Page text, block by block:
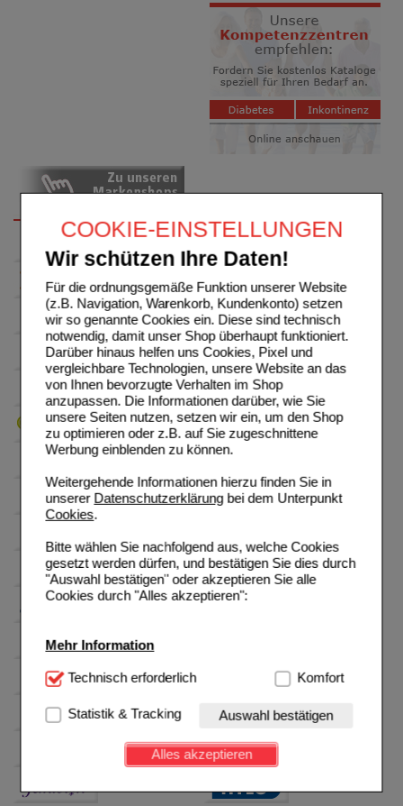
COOKIE-EINSTELLUNGEN
Wir schützen Ihre Daten!
Für die ordnungsgemäße Funktion unserer Website
(z.B. Navigation, Warenkorb, Kundenkonto) setzen
wir so genannte Cookies ein. Diese sind technisch
notwendig, damit unser Shop überhaupt funktioniert.
Darüber hinaus helfen uns Cookies, Pixel und
vergleichbare Technologien, unsere Website an das
von Ihnen bevorzugte Verhalten im Shop
anzupassen. Die Informationen darüber, wie Sie
unsere Seiten nutzen, setzen wir ein, um den Shop
zu optimieren oder z.B. auf Sie zugeschnittene
Werbung einblenden zu können.
Weitergehende Informationen hierzu finden Sie in
unserer Datenschutzerklärungbei dem Unterpunkt
Cookies.
Bitte wählen Sie nachfolgend aus, welche Cookies
gesetzt werden dürfen, und bestätigen Sie dies durch
"Auswahl bestätigen" oder akzeptieren Sie alle
Cookies durch "Alles akzeptieren":
Mehr Information
Technisch Notwendig:Hierbei handelt es sich um
Website notwendig sind (z.B. Navigation, Warenkorb,
Kundenkonto), weshalb auf diese nicht verzichtet
werden kann.
Einkaufserlebnis noch ansprechender zu gestalten,
Technisch erforderlich Komfort
Statistik & Tracking Auswahl bestätigen
Alles akzeptieren